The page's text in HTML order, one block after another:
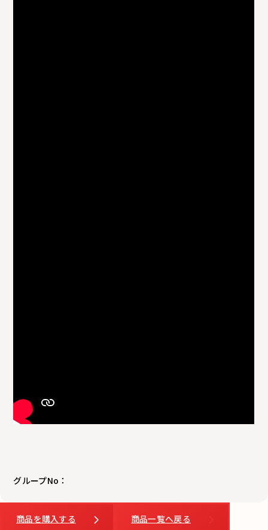
グループNo：
商品を購入する 商品一覧へ戻る